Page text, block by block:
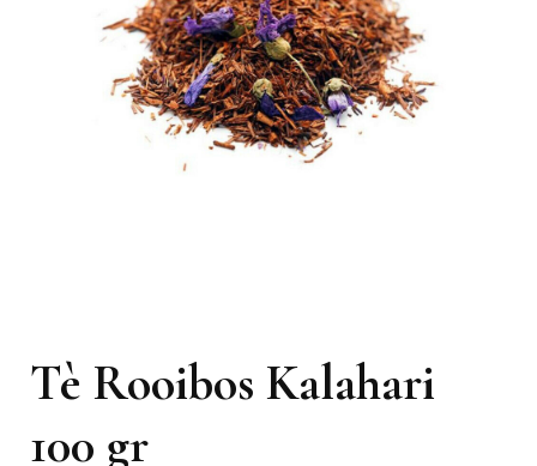
Tè Rooibos Kalahari
100 gr